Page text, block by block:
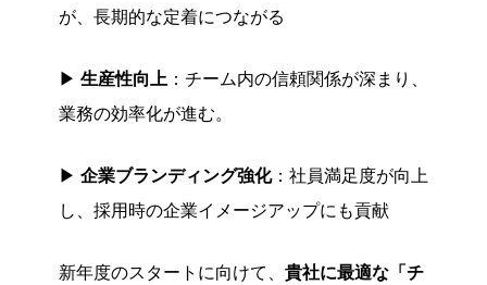
が、長期的な定着につながる
▶ 生産性向上 ：チーム内の信頼関係が深まり、
業務の効率化が進む。
▶ 企業ブランディング強化：社員満足度が向上
し、採用時の企業イメージアップにも貢献
新年度のスタートに向けて、 貴社に最適な「チ